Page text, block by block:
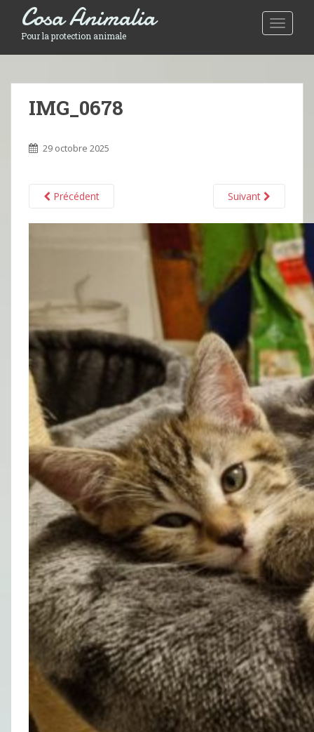
Toggle
Cosa Animalia
Pour la protection animale
IMG_0678
29 octobre 2025
Précédent Suivant